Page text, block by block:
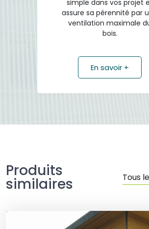
simple dans vos projet
assure sa pérennité par
ventilation maximale
bois.
En savoir +
Produits
similaires Tous